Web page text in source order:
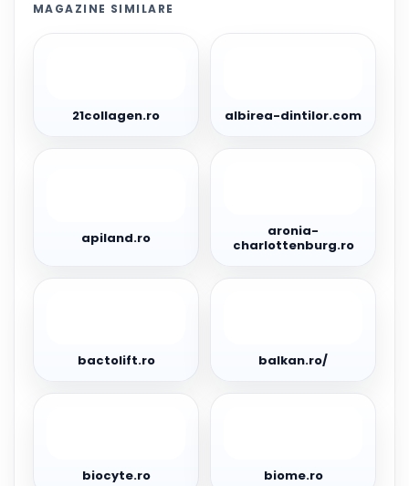
MAGAZINE SIMILARE
21collagen.ro albirea-dintilor.com
apiland.ro
aronia-
charlottenburg.ro
bactolift.ro balkan.ro/
biocyte.ro biome.ro